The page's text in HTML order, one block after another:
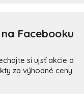
Facebooku
si ujsť akcie a
za výhodné ceny.